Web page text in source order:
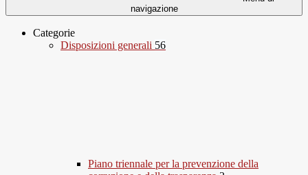
navigazione
Categorie
Disposizioni generali 56
Piano triennale per la prevenzione della